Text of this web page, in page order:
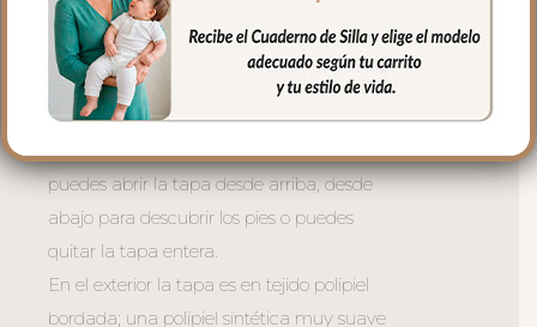
para sujetar la funda en la parte de
abajo.
La tapa del saco va sujeta a la funda
mediante cremalleras laterales, siempre a
puedes abrir la tapa desde arriba, desde
abajo para descubrir los pies o puedes
quitar la tapa entera.
En el exterior la tapa es en tejido polipiel
bordada; una polipiel sintética muy suave